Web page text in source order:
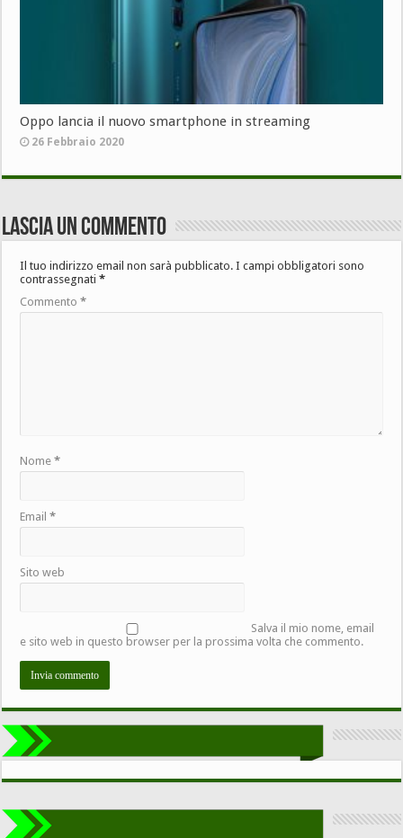
Oppo lancia il nuovo smartphone in streaming
26 Febbraio 2020
Lascia un commento
Il tuo indirizzo email non sarà pubblicato. I campi obbligatori sono
contrassegnati*
Commento*
Nome*
Email*
Sito web
Salva il mio nome, email
e sito web in questo browser per la prossima volta che commento.